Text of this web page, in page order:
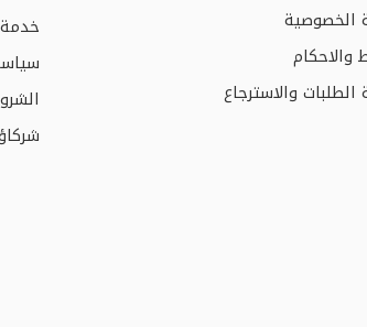
الخصوصية
والاحكام
والاسترجاع